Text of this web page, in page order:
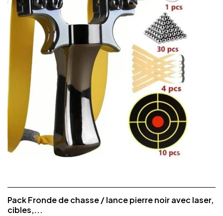
Pack Fronde de chasse / lance pierre noir avec laser,
cibles,...